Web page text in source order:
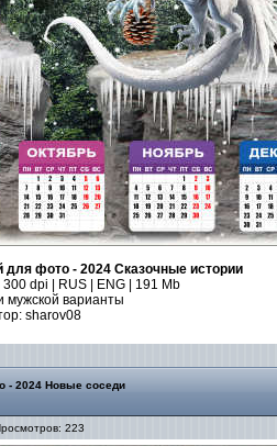
для фото - 2024 Сказочные истории
dpi | RUS | ENG | 191 Mb
мужской варианты
sharov08
- 2024 Новые соседи
223